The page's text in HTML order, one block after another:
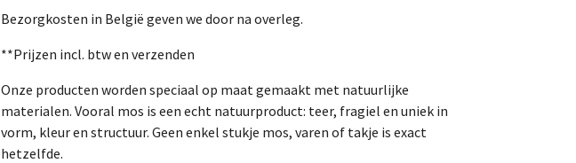
Bezorgkosten in België geven we door na overleg.
**Prijzen incl. btw en verzenden
Onze producten worden speciaal op maat gemaakt met natuurlijke
materialen. Vooral mos is een echt natuurproduct: teer, fragiel en uniek in
vorm, kleur en structuur. Geen enkel stukje mos, varen of takje is exact
hetzelfde.